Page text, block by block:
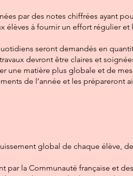
par des notes chiffrées ayant
élèves à fournir un effort régulier
seront demandés en
devront être claires et
une matière plus globale et de
de l’année et les prépareront
global de chaque élève,
par la Communauté française et